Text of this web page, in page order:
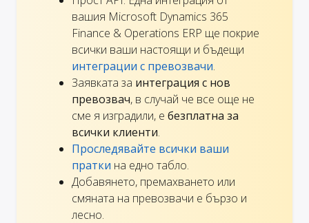
вашия Microsoft Dynamics 365
Finance & Operations ERP ще покрие
всички ваши настоящи и бъдещи
интеграции с превозвачи.
Заявката за интеграция с нов
превозвач, в случай че все още не
сме я изградили, е безплатна за
всички клиенти.
Проследявайте всички ваши
пратки на едно табло.
Добавянето, премахването или
смяната на превозвачи е бързо и
лесно.